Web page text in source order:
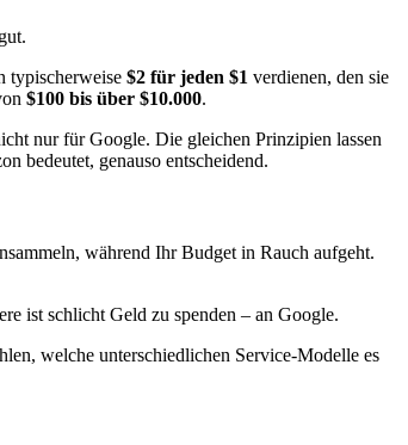
typischerweise $2 für jeden $1 verdienen, den sie
$100 bis über $10.000.
nur für Google. Die gleichen Prinzipien lassen
bedeutet, genauso entscheidend.
während Ihr Budget in Rauch aufgeht.
ist schlicht Geld zu spenden – an Google.
welche unterschiedlichen Service-Modelle es